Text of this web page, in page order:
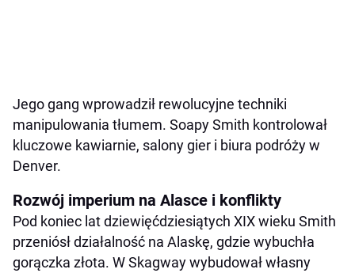
Jego gang wprowadził rewolucyjne techniki
manipulowania tłumem. Soapy Smith kontrolował
kluczowe kawiarnie, salony gier i biura podróży w
Denver.
Rozwój imperium na Alasce i konflikty
Pod koniec lat dziewięćdziesiątych XIX wieku Smith
przeniósł działalność na Alaskę, gdzie wybuchła
gorączka złota. W Skagway wybudował własny